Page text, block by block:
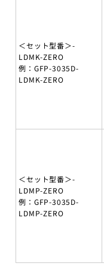
＜セット型番＞-
LDMK-ZERO
例：GFP-3035D-
LDMK-ZERO
＜セット型番＞-
LDMP-ZERO
例：GFP-3035D-
LDMP-ZERO